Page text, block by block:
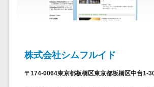
訪問看護ステーショ
ス>
診療予約システム>
歯科向け電子カルテ>
電子証明書サ
ービス
データセンタ
ー
株式会社シムフルイド
〒174-0064東京都板橋区東京都板橋区中台1-